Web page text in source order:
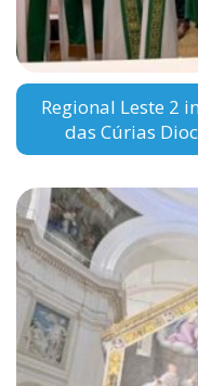
Regional Leste 2
das Cúrias